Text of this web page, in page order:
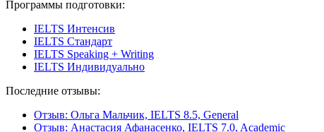
Программы подготовки:
IELTS Интенсив
IELTS Стандарт
IELTS Speaking + Writing
IELTS Индивидуально
Последние отзывы:
Отзыв: Ольга Мальчик, IELTS 8.5, General
Отзыв: Анастасия Афанасенко, IELTS 7.0, Academic